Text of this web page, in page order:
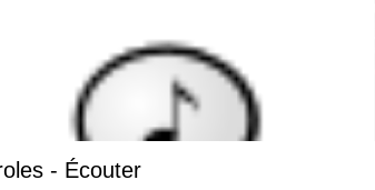
- Écouter